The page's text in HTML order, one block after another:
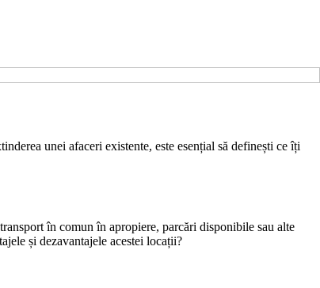
unei afaceri existente, este esențial să definești ce îți
în comun în apropiere, parcări disponibile sau alte
și dezavantajele acestei locații?